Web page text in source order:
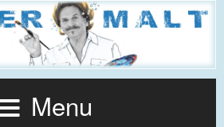
Menu